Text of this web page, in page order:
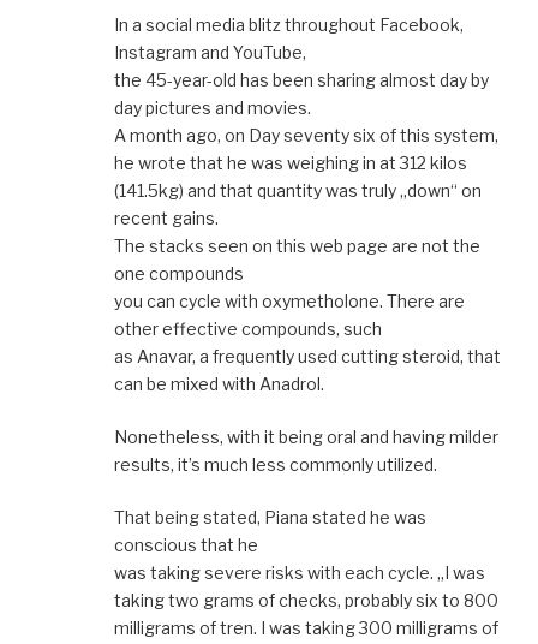
In a social media blitz throughout Facebook,
Instagram and YouTube,
the 45-year-old has been sharing almost day by
day pictures and movies.
A month ago, on Day seventy six of this system,
he wrote that he was weighing in at 312 kilos
(141.5kg) and that quantity was truly „down“ on
recent gains.
The stacks seen on this web page are not the
one compounds
you can cycle with oxymetholone. There are
other effective compounds, such
as Anavar, a frequently used cutting steroid, that
can be mixed with Anadrol.
Nonetheless, with it being oral and having milder
results, it’s much less commonly utilized.
That being stated, Piana stated he was
conscious that he
was taking severe risks with each cycle. „I was
taking two grams of checks, probably six to 800
milligrams of tren. I was taking 300 milligrams of